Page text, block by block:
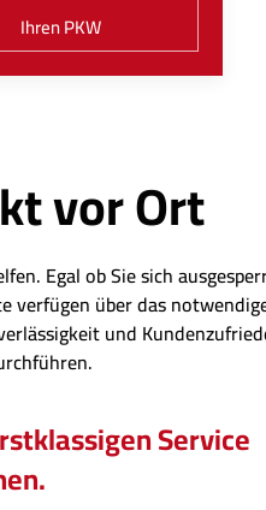
Ihren PKW
vor Ort
Egal ob Sie sich
verfügen über das
und
Service